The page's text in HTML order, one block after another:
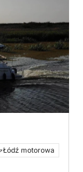
Łódź motorowa